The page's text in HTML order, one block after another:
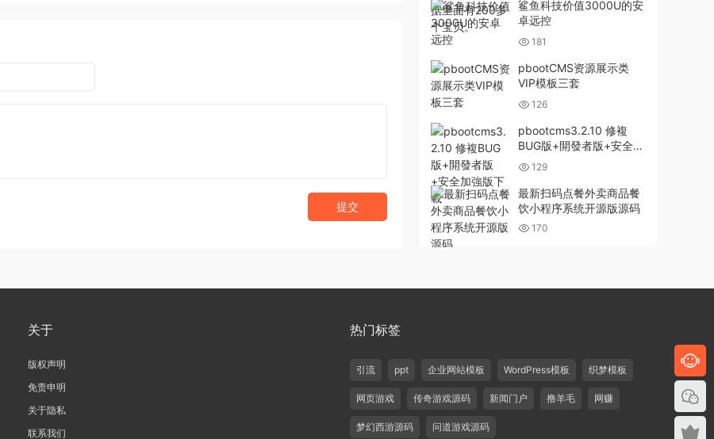
提交
鲨鱼科技价值3000U的安
卓远控
181
pbootCMS资源展示类
VIP模板三套
126
pbootcms3.2.10 修複
BUG版+開發者版+安全加
強版下載
129
最新扫码点餐外卖商品餐
饮小程序系统开源版源码
170
关于
版权声明
免责申明
关于隐私
联系我们
热门标签
引流 ppt 企业网站模板 WordPress模板 织梦模板
网页游戏 传奇游戏源码 新闻门户 撸羊毛 网赚
梦幻西游源码 问道游戏源码